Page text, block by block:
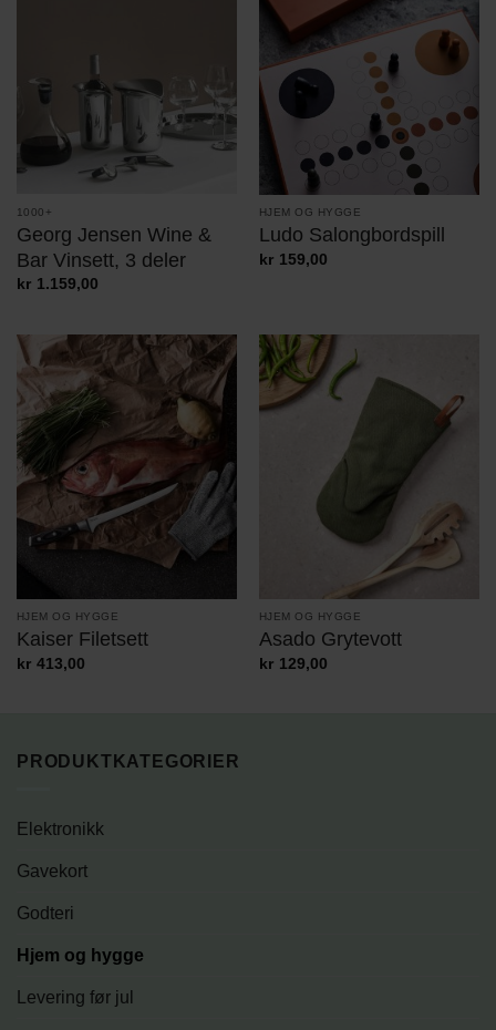
1000+
Georg Jensen Wine &
Bar Vinsett, 3 deler
kr 1.159,00
HJEM OG HYGGE
Ludo Salongbordspill
kr 159,00
HJEM OG HYGGE
Kaiser Filetsett
kr 413,00
HJEM OG HYGGE
Asado Grytevott
kr 129,00
PRODUKTKATEGORIER
Elektronikk
Gavekort
Godteri
Hjem og hygge
Levering før jul